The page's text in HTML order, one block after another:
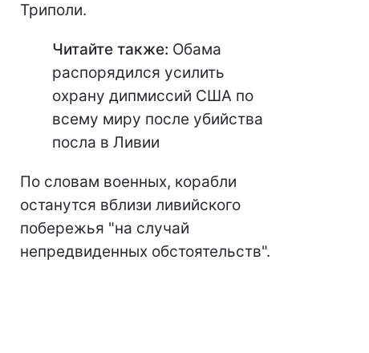
Триполи.
Читайте также: Обама
распорядился усилить
охрану дипмиссий США по
всему миру после убийства
посла в Ливии
По словам военных, корабли
останутся вблизи ливийского
побережья "на случай
непредвиденных обстоятельств".